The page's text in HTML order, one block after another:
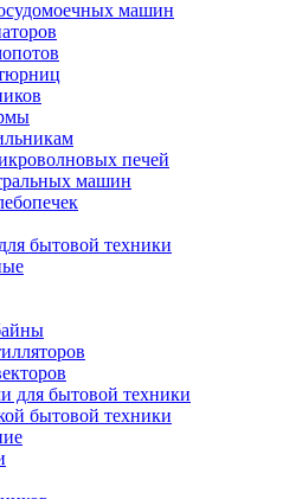
машин
печей
машин
бытовой техники
для бытовой техники
бытовой техники